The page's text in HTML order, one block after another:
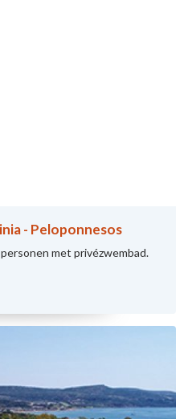
- Peloponnesos
met privézwembad.